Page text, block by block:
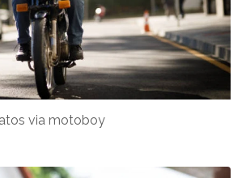
via motoboy